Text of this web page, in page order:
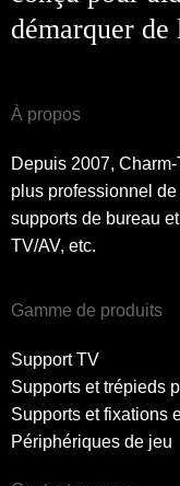
démarquer
À propos
Depuis 2007,
plus professionnel
supports de bureau
TV/AV, etc.
Gamme de produits
Support TV
Supports et trépieds
Supports et fixations
Périphériques de jeu